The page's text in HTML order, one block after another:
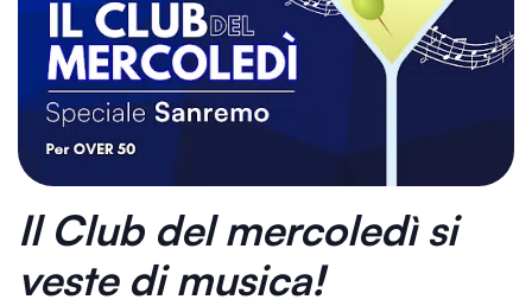
Il Club del mercoledìsi
veste di musica!